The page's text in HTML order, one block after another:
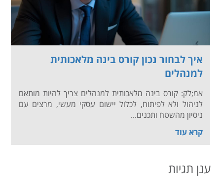
איך לבחור נכון קורס בינה מלאכותית
למנהלים
אמ;לק: קורס בינה מלאכותית למנהלים צריך להיות מותאם
לניהול ולא לפיתוח, לכלול יישום עסקי מעשי, מרצים עם
ניסיון מהשטח ותכנים...
קרא עוד
ענן תגיות